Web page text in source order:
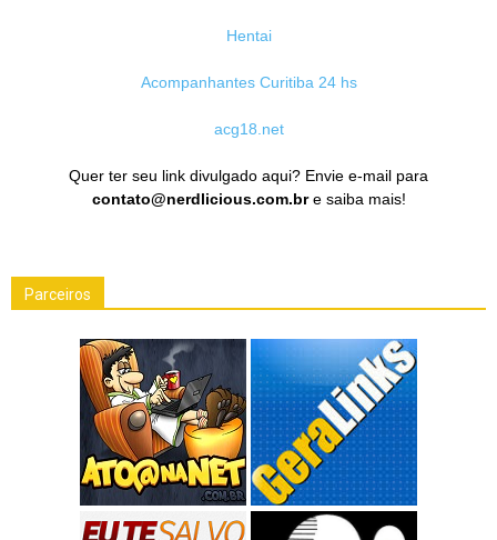
Hentai
Acompanhantes Curitiba 24 hs
acg18.net
Quer ter seu link divulgado aqui? Envie e-mail para
contato@nerdlicious.com.bre saiba mais!
Parceiros